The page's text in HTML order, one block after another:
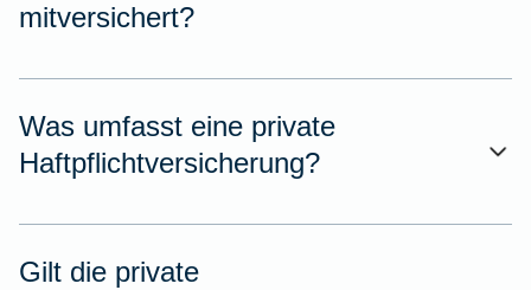
mitversichert?
Was umfasst eine private
Haftpflichtversicherung?
Gilt die private